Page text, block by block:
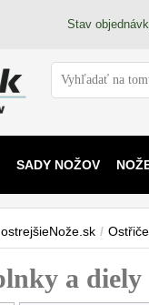
Stav
SADY NOŽOV
/
a diely